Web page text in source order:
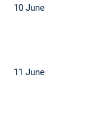
10 June
11 June